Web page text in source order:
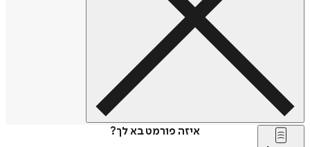
איזה פורמט בא לך?